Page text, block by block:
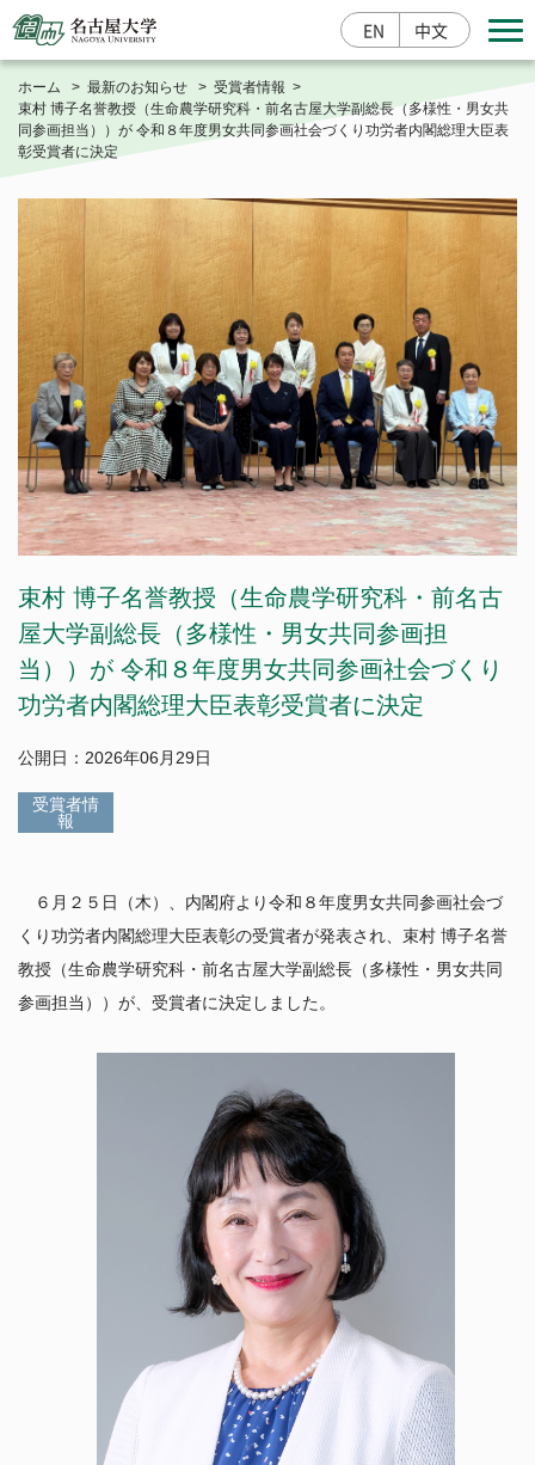
EN 中文
入学案内 研究成果情報 産学官連携
大学概要
総長室
基本情報
栄誉・称号
大学の取組
中期目標・中期計画／評価
公表事項など
情報公開/個人情報保護
広報
公開データベース
学部・大学院・その他
学部
大学院
教育研究組織等
附置研究所
学内共同教育研究施設等
学内コンソーシアム
運営支援組織
教育・学生支援
学年暦
カリキュラム・授業・履修
特色ある教育プログラム
学生生活案内
学生の表彰
キャリア・就職支援
各種証明書の発行
健康管理・相談窓口
研究活動
研究活動
産学官連携（共同研究・知的財産）
研究安全管理
若手研究者支援
社会との連携
名古屋大学発ベンチャー
名古屋大学への寄附について
卒業生に関する情報について
ネーミングライツ（命名権）事業募集について
国際展開・留学
国際展開について
キャンパスマップ
お問い合わせ
ホーム 最新のお知らせ
受賞者情報
束村 博子名誉教授（生命農学研究科・前名古屋大学副総長（多様性・男女共
同参画担当））が 令和８年度男女共同参画社会づくり功労者内閣総理大臣表
彰受賞者に決定
束村 博子名誉教授（生命農学研究科・前名古
屋大学副総長（多様性・男女共同参画担
当））が 令和８年度男女共同参画社会づくり
功労者内閣総理大臣表彰受賞者に決定
公開日：2026年06月29日
受賞者情
報
６月２５日（木）、内閣府より令和８年度男女共同参画社会づ
くり功労者内閣総理大臣表彰の受賞者が発表され、束村 博子名誉
教授（生命農学研究科・前名古屋大学副総長（多様性・男女共同
参画担当））が、受賞者に決定しました。